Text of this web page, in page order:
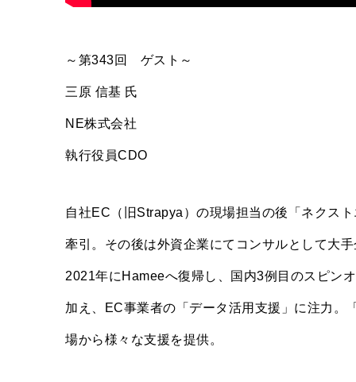
～第343回 ゲスト～
三原 信基 氏
NE株式会社
執行役員CDO
自社EC（旧Strapya）の現場担当の後「ネクス
牽引。その後は外資企業にてコンサルとして大
2021年にHameeへ復帰し、国内3例目のスピン
加え、EC事業者の「データ活用支援」に注力。
場から様々な支援を提供。